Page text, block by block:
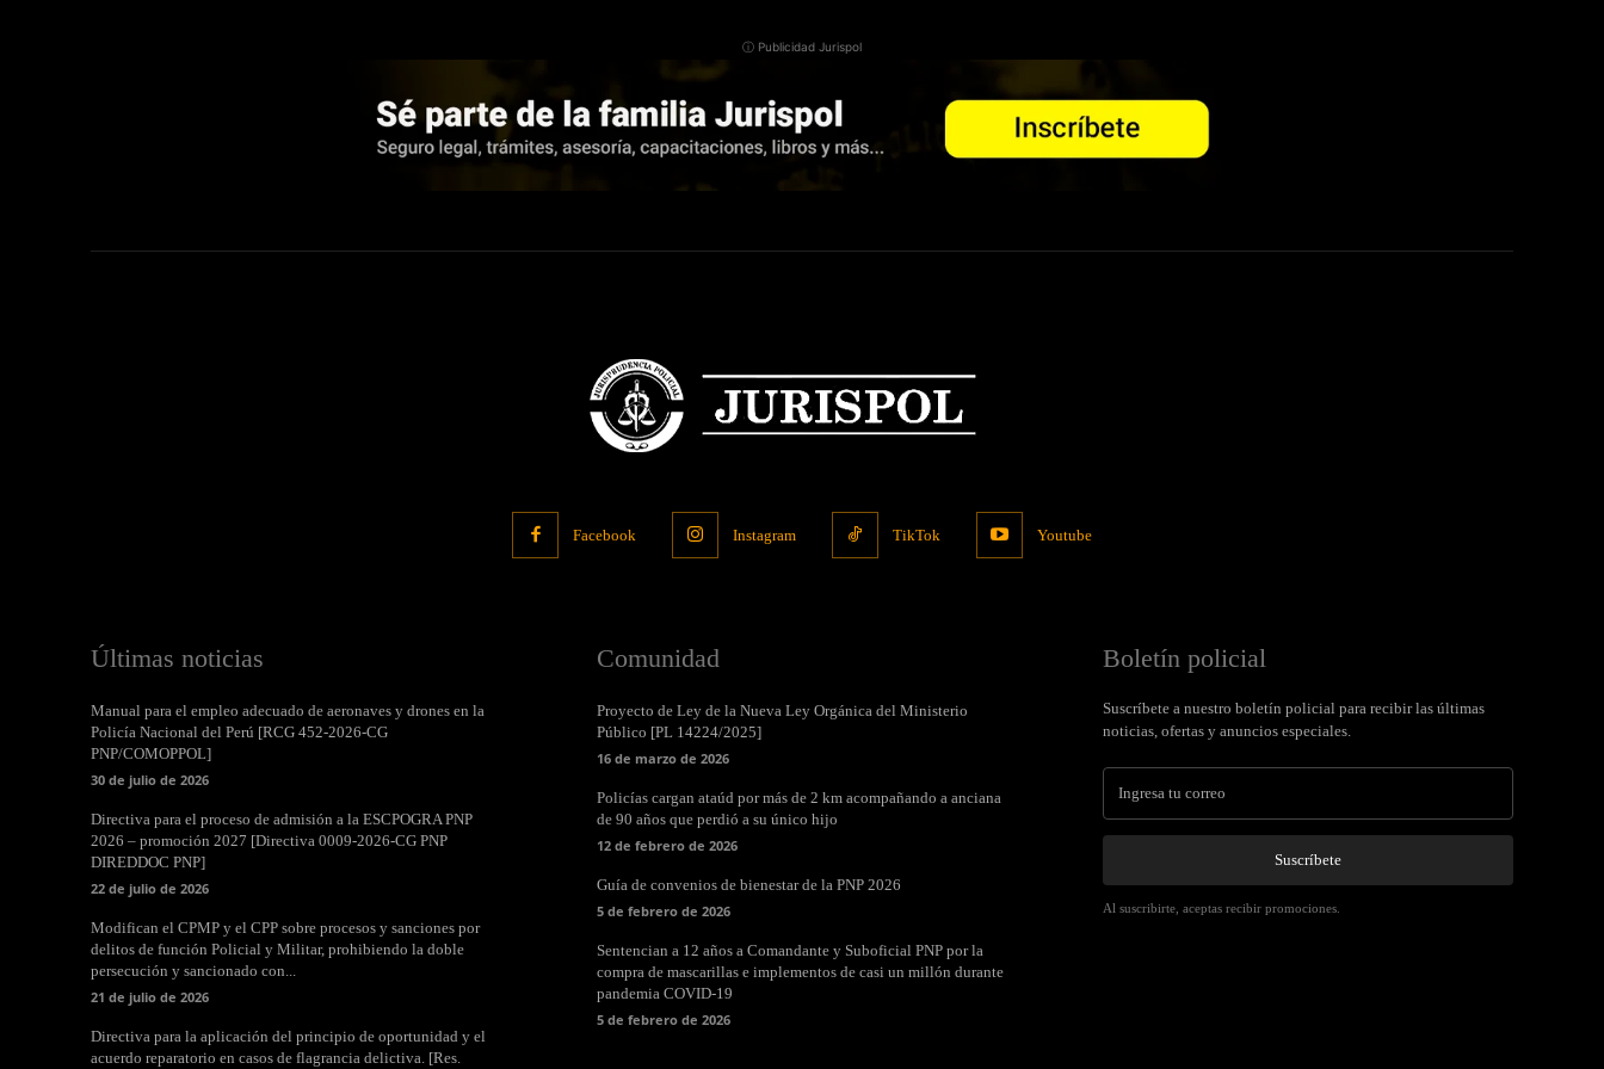
ⓘ Publicidad Jurispol
Facebook Instagram TikTok Youtube
Últimas noticias
Manual para el empleo adecuado de aeronaves y drones en la
Policía Nacional del Perú [RCG 452-2026-CG
PNP/COMOPPOL]
30 de julio de 2026
Directiva para el proceso de admisión a la ESCPOGRA PNP
2026 – promoción 2027 [Directiva 0009-2026-CG PNP
DIREDDOC PNP]
22 de julio de 2026
Modifican el CPMP y el CPP sobre procesos y sanciones por
delitos de función Policial y Militar, prohibiendo la doble
persecución y sancionado con...
21 de julio de 2026
Directiva para la aplicación del principio de oportunidad y el
acuerdo reparatorio en casos de flagrancia delictiva. [Res.
Comunidad
Proyecto de Ley de la Nueva Ley Orgánica del Ministerio
Público [PL 14224/2025]
16 de marzo de 2026
Policías cargan ataúd por más de 2 km acompañando a anciana
de 90 años que perdió a su único hijo
12 de febrero de 2026
Guía de convenios de bienestar de la PNP 2026
5 de febrero de 2026
Sentencian a 12 años a Comandante y Suboficial PNP por la
compra de mascarillas e implementos de casi un millón durante
pandemia COVID-19
5 de febrero de 2026
Boletín policial
Suscríbete a nuestro boletín policial para recibir las últimas
noticias, ofertas y anuncios especiales.
Suscríbete
Al suscribirte, aceptas recibir promociones.